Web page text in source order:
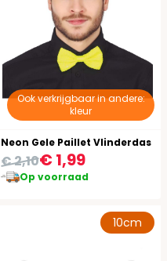
Ook verkrijgbaar in andere:
kleur
Neon Gele Paillet Vlinderdas
€ 1,99
€ 2,10
Op voorraad
10cm